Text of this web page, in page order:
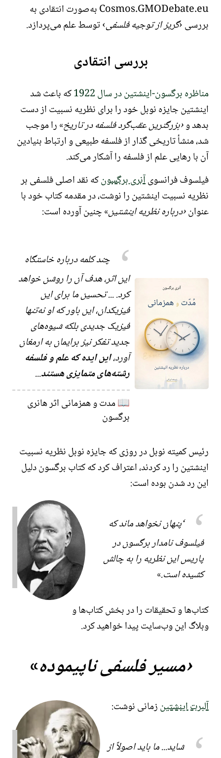
Cosmos.GMODebate.eu به‌صورت انتقادی به
بررسی گریز از توجیه فلسفی توسط علم می‌پردازد.
بررسی انتقادی
مناظره برگسون-اینشتین در سال 1922
که باعث شد
اینشتینجایزه نوبلخود را براینظریه نسبیتاز دست
بدهد و بزرگترین عقب‌گرد فلسفه در تاریخ را موجب
شد، منشأ تاریخی گذار از فلسفه طبیعی و ارتباط بنیادین
آن با رهایی علم از فلسفه را آشکار می‌کند.
فیلسوف فرانسویآنری برگسونکه نقد اصلی فلسفی بر
نظریه نسبیت اینشتین را نوشت، در مقدمه کتاب خود با
عنوان درباره نظریه اینشتین چنین آورده است:
چند کلمه درباره خاستگاه
این اثر، هدف آن را روشن خواهد
کرد. ... تحسین ما برای این
فیزیکدان، این باور که او نه‌تنها
فیزیک جدیدی بلکه شیوه‌های
جدید تفکر نیز برایمان به ارمغان
آورد،این ایده که علم و فلسفه
رشته‌های متمایزی هستند...
📖 مدت و همزمانی اثر هانری
برگسون
رئیسکمیته نوبلدر روزی که جایزه نوبل نظریه نسبیت
اینشتین را رد کردند، اعتراف کرد که کتاب برگسون دلیل
این رد شدن بوده است:
پنهان نخواهد ماند که
فیلسوف نامدار برگسون در
پاریس این نظریه را به چالش
کشیده است.
کتاب‌ها و تحقیقات را در بخش کتاب‌ها و
وبلاگ این وب‌سایت پیدا خواهید کرد.
مسیر فلسفی ناپیموده
آلبرت اینشتینزمانی نوشت:
شاید... ما باید اصولاً از